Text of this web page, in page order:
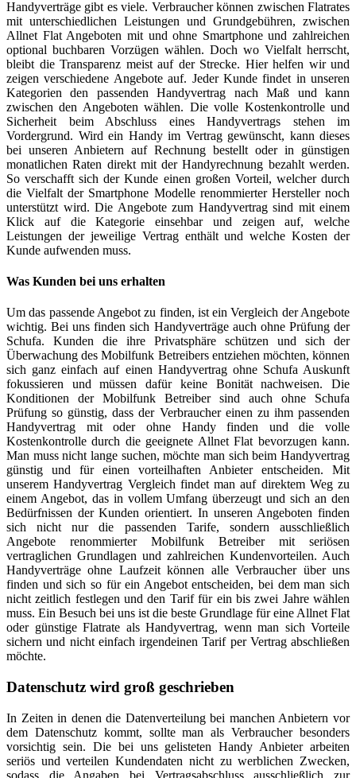
Handyverträge gibt es viele. Verbraucher können zwischen Flatrates
mit unterschiedlichen Leistungen und Grundgebühren, zwischen
Allnet Flat Angeboten mit und ohne Smartphone und zahlreichen
optional buchbaren Vorzügen wählen. Doch wo Vielfalt herrscht,
bleibt die Transparenz meist auf der Strecke. Hier helfen wir und
zeigen verschiedene Angebote auf. Jeder Kunde findet in unseren
Kategorien den passenden Handyvertrag nach Maß und kann
zwischen den Angeboten wählen. Die volle Kostenkontrolle und
Sicherheit beim Abschluss eines Handyvertrags stehen im
Vordergrund. Wird ein Handy im Vertrag gewünscht, kann dieses
bei unseren Anbietern auf Rechnung bestellt oder in günstigen
monatlichen Raten direkt mit der Handyrechnung bezahlt werden.
So verschafft sich der Kunde einen großen Vorteil, welcher durch
die Vielfalt der Smartphone Modelle renommierter Hersteller noch
unterstützt wird. Die Angebote zum Handyvertrag sind mit einem
Klick auf die Kategorie einsehbar und zeigen auf, welche
Leistungen der jeweilige Vertrag enthält und welche Kosten der
Kunde aufwenden muss.
Was Kunden bei uns erhalten
Um das passende Angebot zu finden, ist ein Vergleich der Angebote
wichtig. Bei uns finden sich Handyverträge auch ohne Prüfung der
Schufa. Kunden die ihre Privatsphäre schützen und sich der
Überwachung des Mobilfunk Betreibers entziehen möchten, können
sich ganz einfach auf einen Handyvertrag ohne Schufa Auskunft
fokussieren und müssen dafür keine Bonität nachweisen. Die
Konditionen der Mobilfunk Betreiber sind auch ohne Schufa
Prüfung so günstig, dass der Verbraucher einen zu ihm passenden
Handyvertrag mit oder ohne Handy finden und die volle
Kostenkontrolle durch die geeignete Allnet Flat bevorzugen kann.
Man muss nicht lange suchen, möchte man sich beim Handyvertrag
günstig und für einen vorteilhaften Anbieter entscheiden. Mit
unserem Handyvertrag Vergleich findet man auf direktem Weg zu
einem Angebot, das in vollem Umfang überzeugt und sich an den
Bedürfnissen der Kunden orientiert. In unseren Angeboten finden
sich nicht nur die passenden Tarife, sondern ausschließlich
Angebote renommierter Mobilfunk Betreiber mit seriösen
vertraglichen Grundlagen und zahlreichen Kundenvorteilen. Auch
Handyverträge ohne Laufzeit können alle Verbraucher über uns
finden und sich so für ein Angebot entscheiden, bei dem man sich
nicht zeitlich festlegen und den Tarif für ein bis zwei Jahre wählen
muss. Ein Besuch bei uns ist die beste Grundlage für eine Allnet Flat
oder günstige Flatrate als Handyvertrag, wenn man sich Vorteile
sichern und nicht einfach irgendeinen Tarif per Vertrag abschließen
möchte.
Datenschutz wird groß geschrieben
In Zeiten in denen die Datenverteilung bei manchen Anbietern vor
dem Datenschutz kommt, sollte man als Verbraucher besonders
vorsichtig sein. Die bei uns gelisteten Handy Anbieter arbeiten
seriös und verteilen Kundendaten nicht zu werblichen Zwecken,
sodass die Angaben bei Vertragsabschluss ausschließlich zur